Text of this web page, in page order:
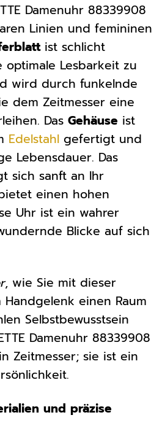
Damenuhr 88339908
Linien und femininen
ist schlicht
Lesbarkeit zu
wird durch funkelnde
dem Zeitmesser eine
Das Gehäuse ist
Edelstahl gefertigt und
Lebensdauer. Das
sich sanft an Ihr
einen hohen
Uhr ist ein wahrer
Blicke auf sich
, wie Sie mit dieser
einen Raum
Selbstbewusstsein
Damenuhr 88339908
Zeitmesser; sie ist ein
und präzise